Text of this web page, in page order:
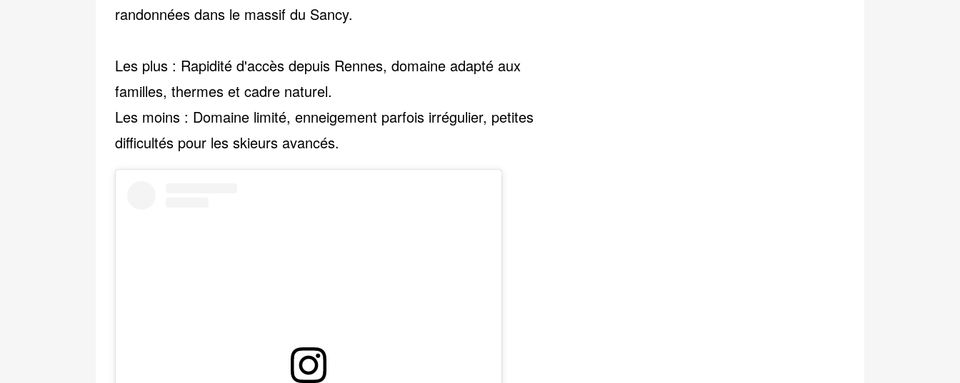
randonnées dans le massif du Sancy.
Les plus : Rapidité d'accès depuis Rennes, domaine adapté aux
familles, thermes et cadre naturel.
Les moins : Domaine limité, enneigement parfois irrégulier, petites
difficultés pour les skieurs avancés.